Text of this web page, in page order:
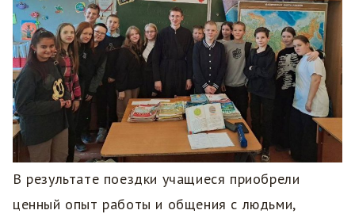
В результате поездки учащиеся приобрели
ценный опыт работы и общения с людьми,